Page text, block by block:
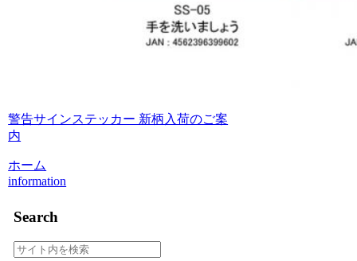
警告サインステッカー 新柄入荷のご案
内
ホーム
information
Search